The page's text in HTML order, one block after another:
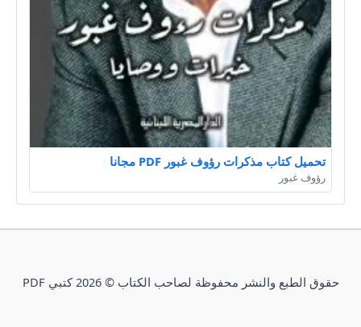
تحميل كتاب مذكرات رؤوف غبور PDF مجانا
رؤوف غبور
حقوق الطبع والنشر محفوظة لصاحب الكتاب © 2026 كتبي PDF